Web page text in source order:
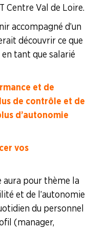
Centre Val de Loire.
accompagné d’un
découvrir ce que
tant que salarié
et de
de contrôle et de
d’autonomie
vos
pour thème la
et de l’autonomie
du personnel
(manager,